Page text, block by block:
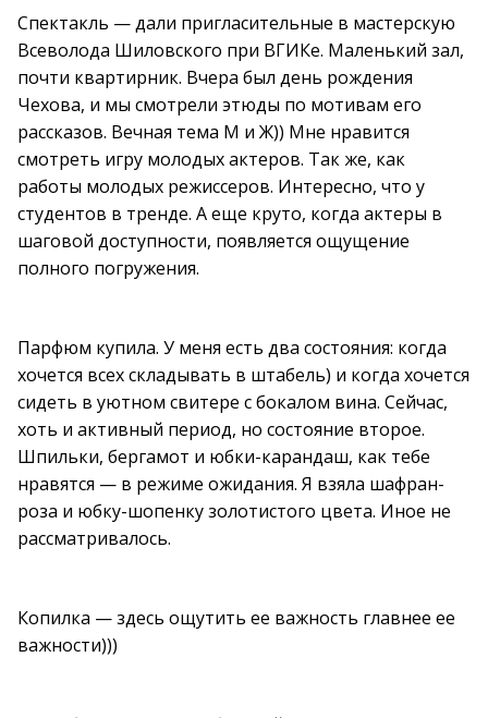
Спектакль — дали пригласительные в мастерскую
Всеволода Шиловского при ВГИКе. Маленький зал,
почти квартирник. Вчера был день рождения
Чехова, и мы смотрели этюды по мотивам его
рассказов. Вечная тема М и Ж)) Мне нравится
смотреть игру молодых актеров. Так же, как
работы молодых режиссеров. Интересно, что у
студентов в тренде. А еще круто, когда актеры в
шаговой доступности, появляется ощущение
полного погружения.
Парфюм купила. У меня есть два состояния: когда
хочется всех складывать в штабель) и когда хочется
сидеть в уютном свитере с бокалом вина. Сейчас,
хоть и активный период, но состояние второе.
Шпильки, бергамот и юбки-карандаш, как тебе
нравятся — в режиме ожидания. Я взяла шафран-
роза и юбку-шопенку золотистого цвета. Иное не
рассматривалось.
Копилка — здесь ощутить ее важность главнее ее
важности)))